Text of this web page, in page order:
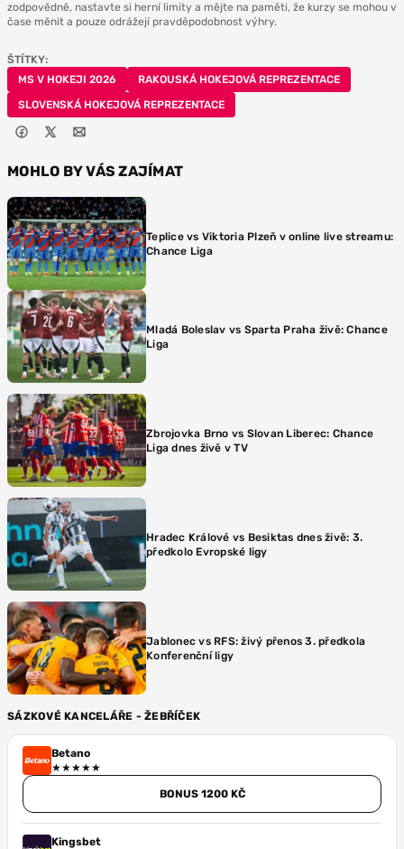
zodpovědně, nastavte si herní limity a mějte na paměti, že kurzy se mohou v
čase měnit a pouze odrážejí pravděpodobnost výhry.
ŠTÍTKY:
MS V HOKEJI 2026
RAKOUSKÁ HOKEJOVÁ REPREZENTACE
SLOVENSKÁ HOKEJOVÁ REPREZENTACE
MOHLO BY VÁS ZAJÍMAT
Teplice vs Viktoria Plzeň v online live streamu:
Chance Liga
Mladá Boleslav vs Sparta Praha živě: Chance
Liga
Zbrojovka Brno vs Slovan Liberec: Chance
Liga dnes živě v TV
Hradec Králové vs Besiktas dnes živě: 3.
předkolo Evropské ligy
Jablonec vs RFS: živý přenos 3. předkola
Konferenční ligy
SÁZKOVÉ KANCELÁŘE - ŽEBŘÍČEK
Betano
BONUS 1200 KČ
Kingsbet